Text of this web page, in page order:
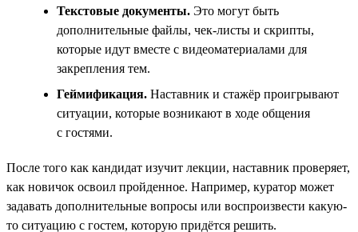
Текстовые документы. Это могут быть
дополнительные файлы, чек-листы и скрипты,
которые идут вместе с видеоматериалами для
закрепления тем.
Геймификация. Наставник и стажёр проигрывают
ситуации, которые возникают в ходе общения
с гостями.
После того как кандидат изучит лекции, наставник проверяет,
как новичок освоил пройденное. Например, куратор может
задавать дополнительные вопросы или воспроизвести какую-
то ситуацию с гостем, которую придётся решить.